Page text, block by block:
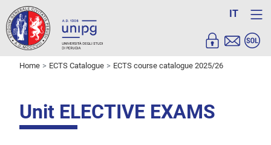
IT
Home ECTS Catalogue ECTS course catalogue 2025/26
Unit ELECTIVE EXAMS